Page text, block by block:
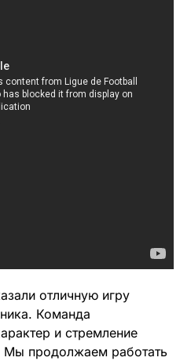
отличную игру
Команда
и стремление
Мы продолжаем работать